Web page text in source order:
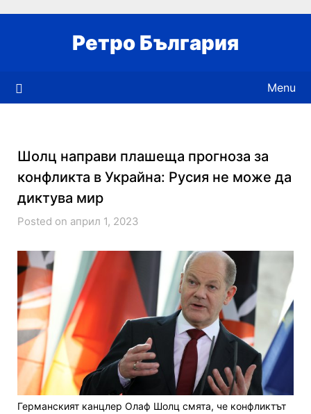
Ретро България
Menu
Шолц направи плашеща прогноза за
конфликта в Украйна: Русия не може да
диктува мир
Posted on април 1, 2023
Германският канцлер Олаф Шолц смята, че конфликтът